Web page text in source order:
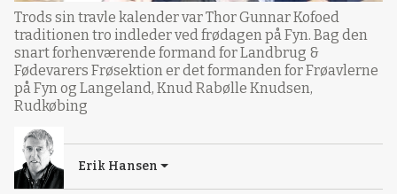
Trods sin travle kalender var Thor Gunnar Kofoed
traditionen tro indleder ved frødagen på Fyn. Bag den
snart forhenværende formand for Landbrug &
Fødevarers Frøsektion er det formanden for Frøavlerne
på Fyn og Langeland, Knud Rabølle Knudsen,
Rudkøbing
Erik Hansen